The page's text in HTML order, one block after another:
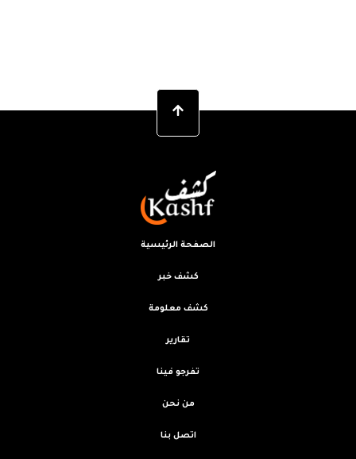
الصفحة الرئيسية
كشف خبر
كشف معلومة
تقارير
تفرجو فينا
من نحن
اتصل بنا